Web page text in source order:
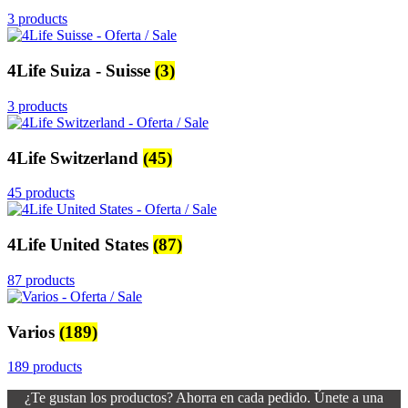
3 products
4Life Suiza - Suisse (3)
3 products
4Life Switzerland (45)
45 products
4Life United States (87)
87 products
Varios (189)
189 products
¿Te gustan los productos? Ahorra en cada pedido. Únete a una